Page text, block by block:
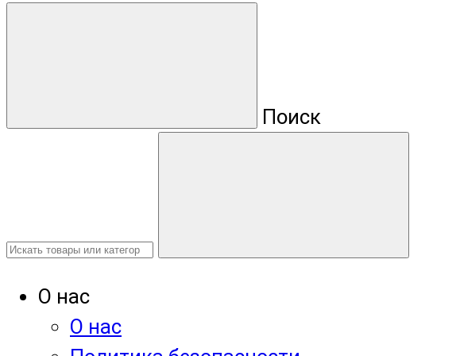
Поиск
О нас
О нас